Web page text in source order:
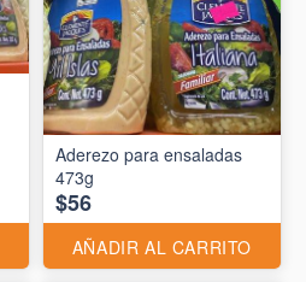
Aderezo para ensaladas
473g
$56
AÑADIR AL CARRITO